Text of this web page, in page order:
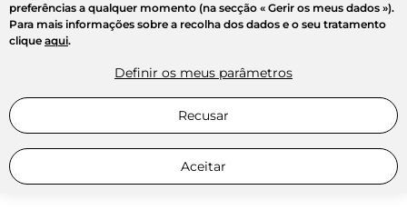
preferências a qualquer momento (na secção « Gerir os meus dados »).
Para mais informações sobre a recolha dos dados e o seu tratamento
clique aqui.
Definir os meus parâmetros
Recusar
Aceitar